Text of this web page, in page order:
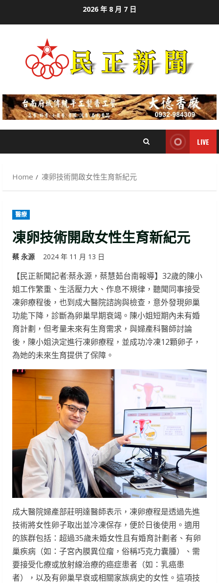
2026 年 8 月 7 日
LIVE
Home 凍卵技術開啟女性生育新紀元
醫療
凍卵技術開啟女性生育新紀元
蔡 永源 2024 年 11 月 13 日
【民正新聞記者:蔡永源，蔡慧茹台南報導】32歲的陳小
姐工作繁重、生活壓力大、作息不規律，聽聞同事接受
凍卵療程後，也到成大醫院諮詢與檢查，意外發現卵巢
功能下降，診斷為卵巢早期衰竭。陳小姐短期內未有婚
育計劃，但考量未來有生育需求，與婦產科醫師討論
後，陳小姐決定進行凍卵療程，並成功冷凍12顆卵子，
為她的未來生育提供了保障。
成大醫院婦產部莊明達醫師表示，凍卵療程是透過先進
技術將女性卵子取出並冷凍保存，便於日後使用。適用
的族群包括：超過35歲未婚女性且有婚育計劃者、有卵
巢疾病（如：子宮內膜異位瘤，俗稱巧克力囊腫）、需
要接受化療或放射線治療的癌症患者（如：乳癌患
者），以及有卵巢早衰或相關家族病史的女性。這項技